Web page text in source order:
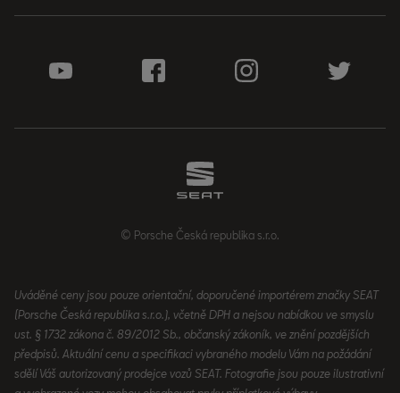
© Porsche Česká republika s.r.o.
Uváděné ceny jsou pouze orientační, doporučené importérem značky SEAT
(Porsche Česká republika s.r.o.), včetně DPH a nejsou nabídkou ve smyslu
ust. § 1732 zákona č. 89/2012 Sb., občanský zákoník, ve znění pozdějších
předpisů. Aktuální cenu a specifikaci vybraného modelu Vám na požádání
sdělí Váš autorizovaný prodejce vozů SEAT. Fotografie jsou pouze ilustrativní